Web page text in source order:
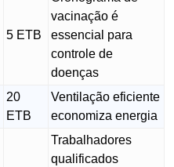
5 ETB
vacinação é
essencial para
controle de
doenças
20
ETB
Ventilação eficiente
economiza energia
Trabalhadores
qualificados